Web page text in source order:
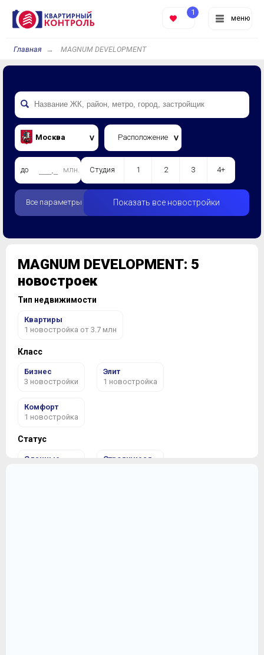
меню
1
Главная MAGNUM DEVELOPMENT
Москва Расположение
до млн. Студия 1 2 3 4+
Все параметры Показать все новостройки
MAGNUM DEVELOPMENT: 5
новостроек
Тип недвижимости
Квартиры
1 новостройка от 3.7 млн
Класс
Бизнес
3 новостройки
Элит
1 новостройка
Комфорт
1 новостройка
Статус
Сданные
Строящиеся